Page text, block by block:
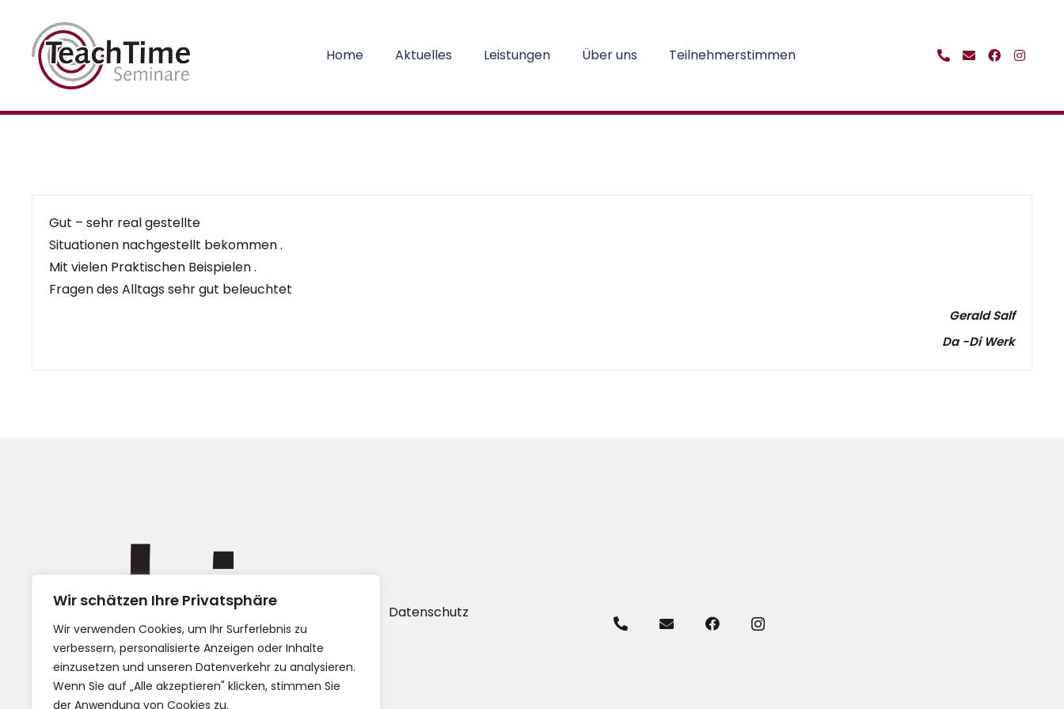
Wir schätzen Ihre Privatsphäre
Wir verwenden Cookies, um Ihr Surferlebnis zu
verbessern, personalisierte Anzeigen oder Inhalte
einzusetzen und unseren Datenverkehr zu analysieren.
Wenn Sie auf „Alle akzeptieren" klicken, stimmen Sie
der Anwendung von Cookies zu.
Home Aktuelles Leistungen Über uns Teilnehmerstimmen
Gut – sehr real gestellte
Situationen nachgestellt bekommen .
Mit vielen Praktischen Beispielen .
Fragen des Alltags sehr gut beleuchtet
Gerald Salf
Da -Di Werk
Datenschutz
AGB